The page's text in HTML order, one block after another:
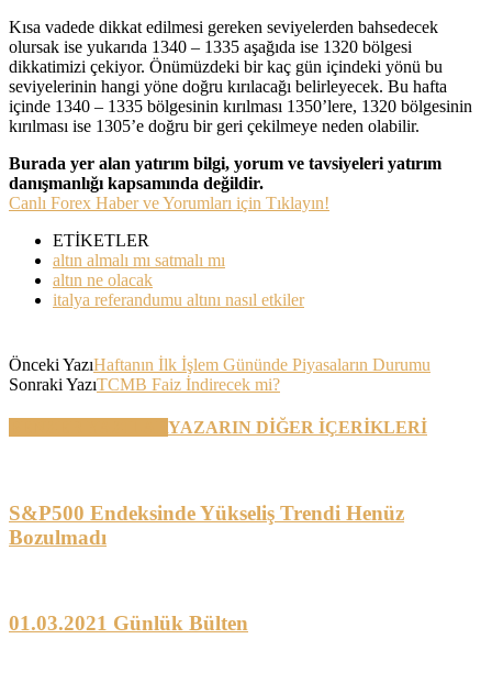
Kısa vadede dikkat edilmesi gereken seviyelerden bahsedecek
olursak ise yukarıda 1340 – 1335 aşağıda ise 1320 bölgesi
dikkatimizi çekiyor. Önümüzdeki bir kaç gün içindeki yönü bu
seviyelerinin hangi yöne doğru kırılacağı belirleyecek. Bu hafta
içinde 1340 – 1335 bölgesinin kırılması 1350’lere, 1320 bölgesinin
kırılması ise 1305’e doğru bir geri çekilmeye neden olabilir.
Burada yer alan yatırım bilgi, yorum ve tavsiyeleri yatırım
danışmanlığı kapsamında değildir.
Canlı Forex Haber ve Yorumları için Tıklayın!
ETİKETLER
altın almalı mı satmalı mı
altın ne olacak
italya referandumu altını nasıl etkiler
Önceki YazıHaftanın İlk İşlem Gününde Piyasaların Durumu
Sonraki YazıTCMB Faiz İndirecek mi?
YAZARIN DİĞER İÇERİKLERİ
S&P500 Endeksinde Yükseliş Trendi Henüz
Bozulmadı
01.03.2021 Günlük Bülten